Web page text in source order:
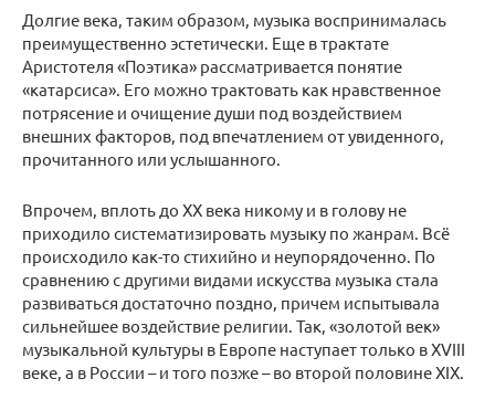
Долгие века, таким образом, музыка воспринималась
преимущественно эстетически. Еще в трактате
Аристотеля «Поэтика» рассматривается понятие
«катарсиса». Его можно трактовать как нравственное
потрясение и очищение души под воздействием
внешних факторов, под впечатлением от увиденного,
прочитанного или услышанного.
Впрочем, вплоть до ХХ века никому и в голову не
приходило систематизировать музыку по жанрам. Всё
происходило как-то стихийно и неупорядоченно. По
сравнению с другими видами искусства музыка стала
развиваться достаточно поздно, причем испытывала
сильнейшее воздействие религии. Так, «золотой век»
музыкальной культуры в Европе наступает только в XVIII
веке, а в России – и того позже – во второй половине XIX.